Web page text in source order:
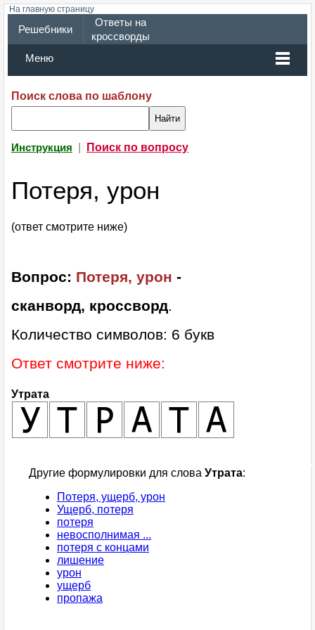
На главную страницу
Решебники
Ответы на
кроссворды
Меню
Поиск слова по шаблону
Инструкция Поиск по вопросу
Потеря, урон
(ответ смотрите ниже)
Вопрос: Потеря, урон -
сканворд, кроссворд.
Количество символов: 6 букв
Ответ смотрите ниже:
Утрата
Другие формулировки для слова Утрата:
Потеря, ущерб, урон
Ущерб, потеря
потеря
невосполнимая ...
потеря с концами
лишение
урон
ущерб
пропажа